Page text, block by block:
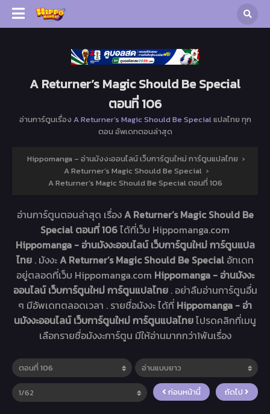
A Returner’s Magic Should Be Special
ตอนที่ 106
อ่านการ์ตูนเรื่อง A Returner’s Magic Should Be Specialแปลไทย ทุก
ตอน อัพเดทตอนล่าสุด
Hippomanga – อ่านมังงะออนไลน์ เว็บการ์ตูนใหม่ การ์ตูนแปลไทย ›
A Returner’s Magic Should Be Special ›
A Returner’s Magic Should Be Special ตอนที่ 106
อ่านการ์ตูนตอนล่าสุด เรื่องA Returner’s Magic Should Be
Special ตอนที่ 106ได้ที่เว็บ Hippomanga.com
Hippomanga - อ่านมังงะออนไลน์ เว็บการ์ตูนใหม่ การ์ตูนแปล
ไทย . มังงะA Returner’s Magic Should Be Special อัทเดท
อยู่ตลอดที่เว็บ Hippomanga.com Hippomanga - อ่านมังงะ
ออนไลน์ เว็บการ์ตูนใหม่ การ์ตูนแปลไทย . อย่าลืมอ่านการ์ตูนอื่น
ๆ มีอัพเดทตลอดเวลา . รายชื่อมังงะ ได้ที่ Hippomanga - อ่า
นมังงะออนไลน์ เว็บการ์ตูนใหม่ การ์ตูนแปลไทยโปรดคลิกที่เมนู
เลือกรายชื่อมังงะการ์ตูน มีให้อ่านมากกว่า1พันเรื่อง
ก่อนหน้านี้ ถัดไป